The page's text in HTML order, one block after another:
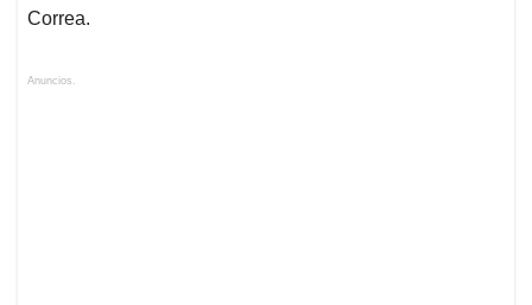
Correa.
Anuncios.